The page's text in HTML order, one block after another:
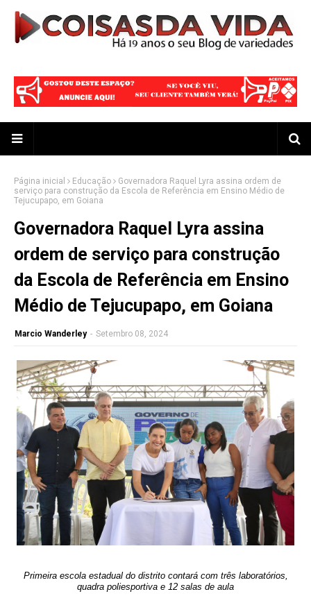
Página inicial Educação
Governadora Raquel Lyra assina ordem de
serviço para construção da Escola de Referência em Ensino Médio de
Tejucupapo, em Goiana
Governadora Raquel Lyra assina
ordem de serviço para construção
da Escola de Referência em Ensino
Médio de Tejucupapo, em Goiana
Marcio Wanderley - Setembro 08, 2024
Primeira escola estadual do distrito contará com três laboratórios,
quadra poliesportiva e 12 salas de aula